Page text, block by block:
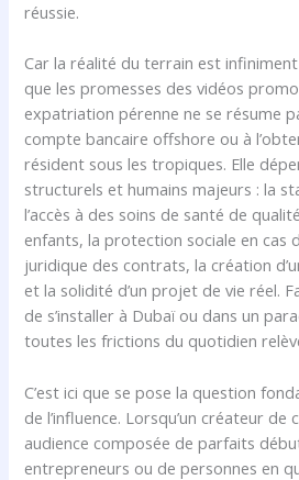
réussie.
Car la réalité du terrain est
que les promesses des vidéos
expatriation pérenne ne se résume
compte bancaire offshore ou à
résident sous les tropiques. Elle
structurels et humains majeurs : la
l’accès à des soins de santé de
enfants, la protection sociale en cas
juridique des contrats, la création
et la solidité d’un projet de vie réel.
de s’installer à Dubaï ou dans un
toutes les frictions du quotidien
C’est ici que se pose la question
de l’influence. Lorsqu’un créateur de
audience composée de parfaits
entrepreneurs ou de personnes en